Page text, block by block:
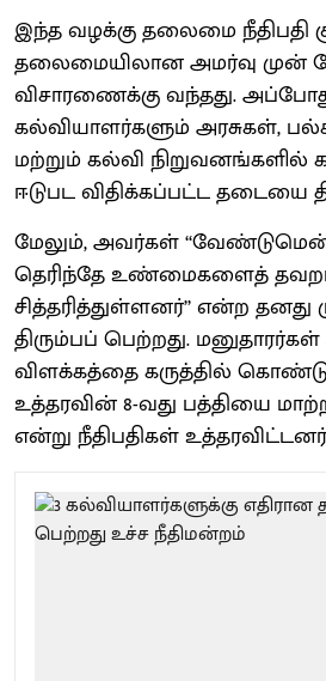
இந்த வழக்கு தலைமை நீதிபதி
தலைமையிலான அமர்வு முன்
விசாரணைக்கு வந்தது.
கல்வியாளர்களும் அரசுகள்,
மற்றும் கல்வி நிறுவனங்களில்
ஈடுபட விதிக்கப்பட்ட தடையை
மேலும், அவர்கள்
தெரிந்தே உண்மைகளைத்
சித்தரித்துள்ளனர்’’ என்ற
திரும்பப் பெற்றது.
விளக்கத்தை கருத்தில்
உத்தரவின் 8-வது பத்தியை
என்று நீதிபதிகள்